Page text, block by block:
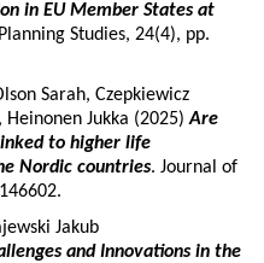
in EU Member States at
Studies, 24(4), pp.
Sarah, Czepkiewicz
Heinonen Jukka (2025)Are
to higher life
Nordic countries. Journal of
Jakub
and Innovations in the